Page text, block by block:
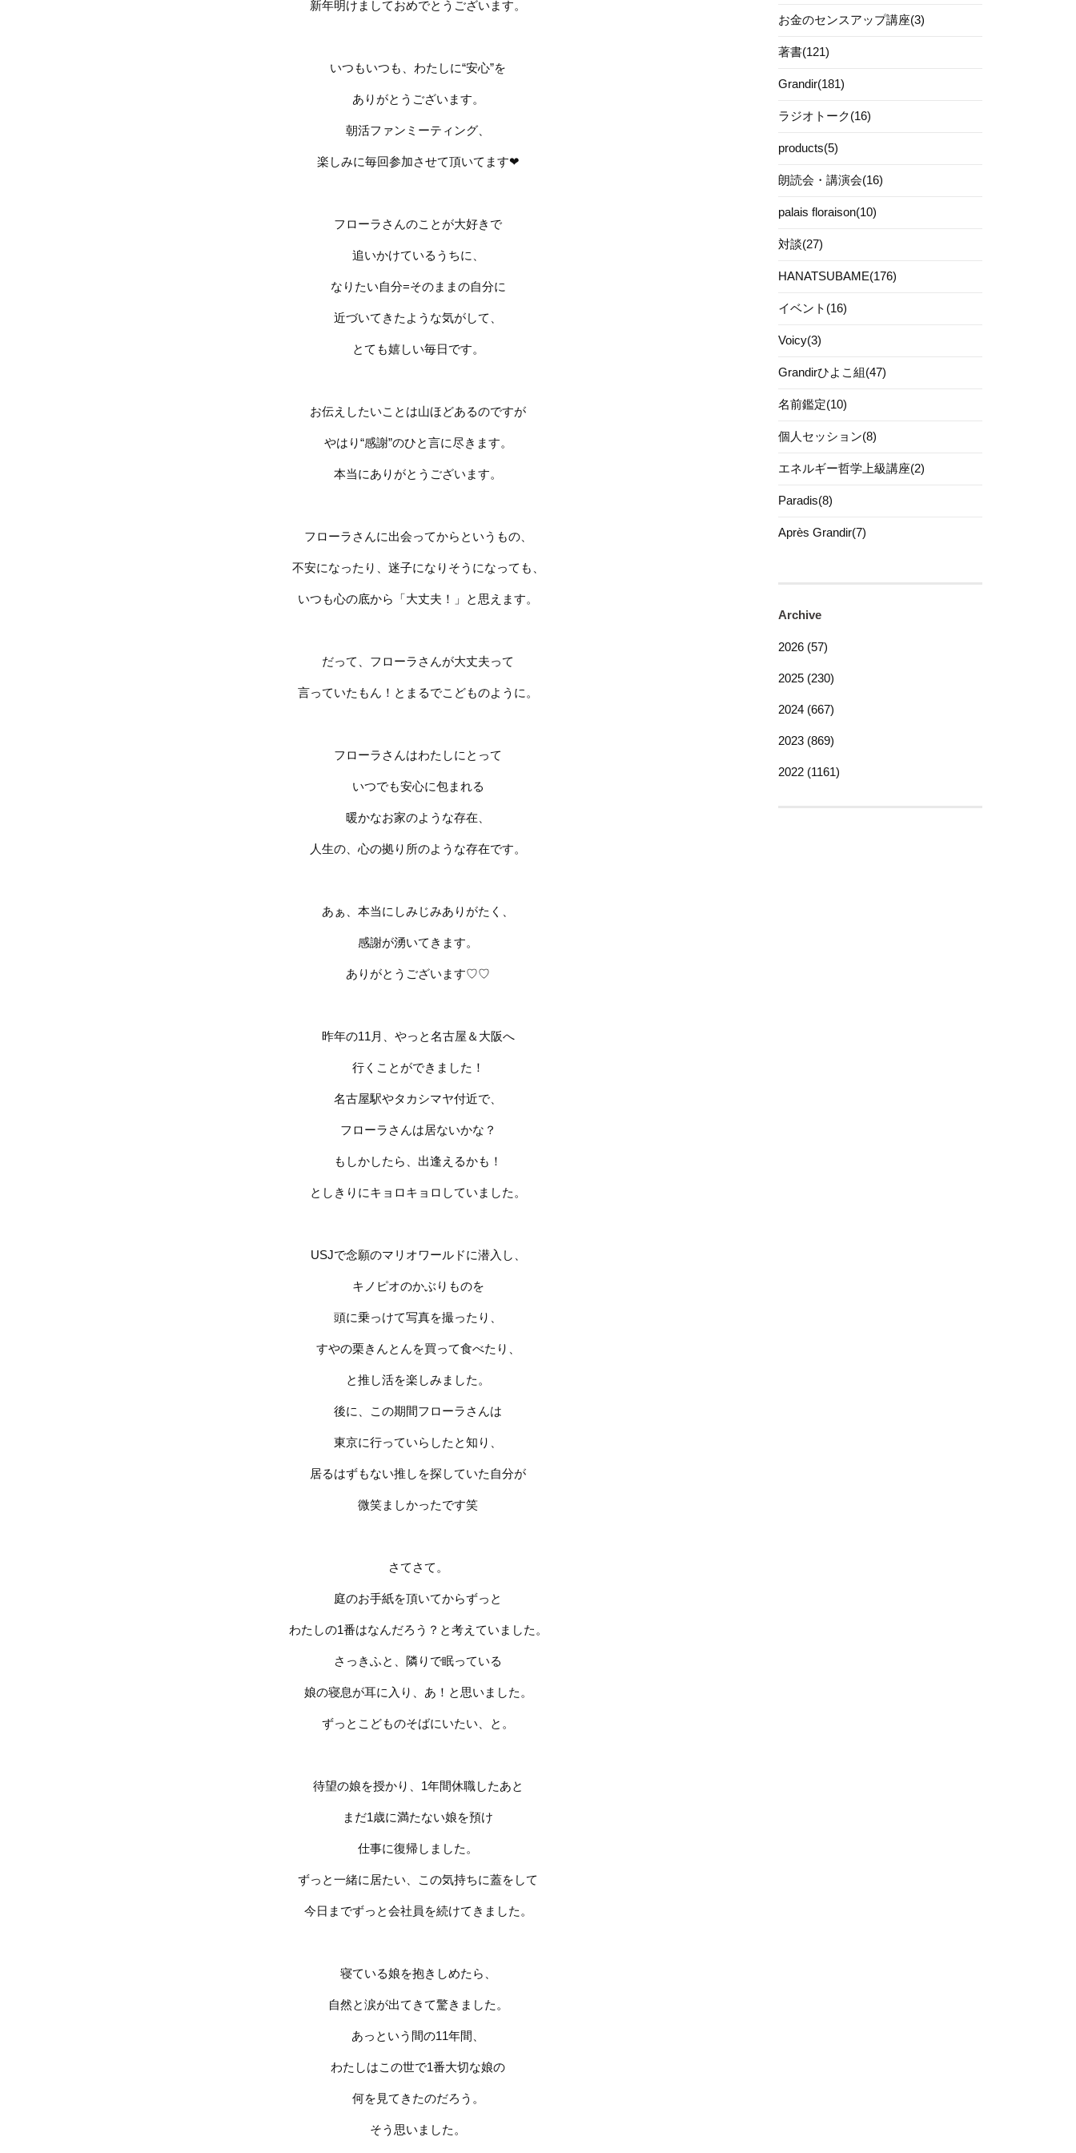
新年明けましておめでとうございます。
いつもいつも、わたしに“安心”を
ありがとうございます。
朝活ファンミーティング、
楽しみに毎回参加させて頂いてます❤︎
フローラさんのことが大好きで
追いかけているうちに、
なりたい自分=そのままの自分に
近づいてきたような気がして、
とても嬉しい毎日です。
お伝えしたいことは山ほどあるのですが
やはり“感謝”のひと言に尽きます。
本当にありがとうございます。
フローラさんに出会ってからというもの、
不安になったり、迷子になりそうになっても、
いつも心の底から「大丈夫！」と思えます。
だって、フローラさんが大丈夫って
言っていたもん！とまるでこどものように。
フローラさんはわたしにとって
いつでも安心に包まれる
暖かなお家のような存在、
人生の、心の拠り所のような存在です。
あぁ、本当にしみじみありがたく、
感謝が湧いてきます。
ありがとうございます♡♡
昨年の11 月、やっと名古屋＆大阪へ
行くことができました！
名古屋駅やタカシマヤ付近で、
フローラさんは居ないかな？
もしかしたら、出逢えるかも！
としきりにキョロキョロしていました。
USJで念願のマリオワールドに潜入し、
キノピオのかぶりものを
頭に乗っけて写真を撮ったり、
すやの栗きんとんを買って食べたり、
と推し活を楽しみました。
後に、この期間フローラさんは
東京に行っていらしたと知り、
居るはずもない推しを探していた自分が
微笑ましかったです笑
さてさて。
庭のお手紙を頂いてからずっと
わたしの1番はなんだろう？と考えていました。
さっきふと、隣りで眠っている
娘の寝息が耳に入り、あ！と思いました。
ずっとこどものそばにいたい、と。
待望の娘を授かり、 1年間休職したあと
まだ1歳に満たない娘を預け
仕事に復帰しました。
ずっと一緒に居たい、この気持ちに蓋をして
今日までずっと会社員を続けてきました。
寝ている娘を抱きしめたら、
自然と涙が出てきて驚きました。
あっという間の11年間、
わたしはこの世で1番大切な娘の
何を見てきたのだろう。
そう思いました。
お金のセンスアップ講座(3)
著書(121)
Grandir(181)
ラジオトーク(16)
products(5)
朗読会・講演会(16)
palais floraison(10)
対談(27)
HANATSUBAME(176)
イベント(16)
Voicy(3)
Grandirひよこ組(47)
名前鑑定(10)
個人セッション(8)
エネルギー哲学上級講座(2)
Paradis(8)
Après Grandir(7)
Archive
2026 (57)
2025 (230)
2024 (667)
2023 (869)
2022 (1161)